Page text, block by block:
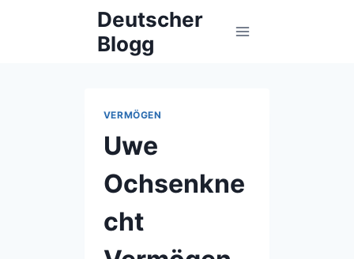
Deutscher
Blogg
VERMÖGEN
Uwe
Ochsenkne
cht